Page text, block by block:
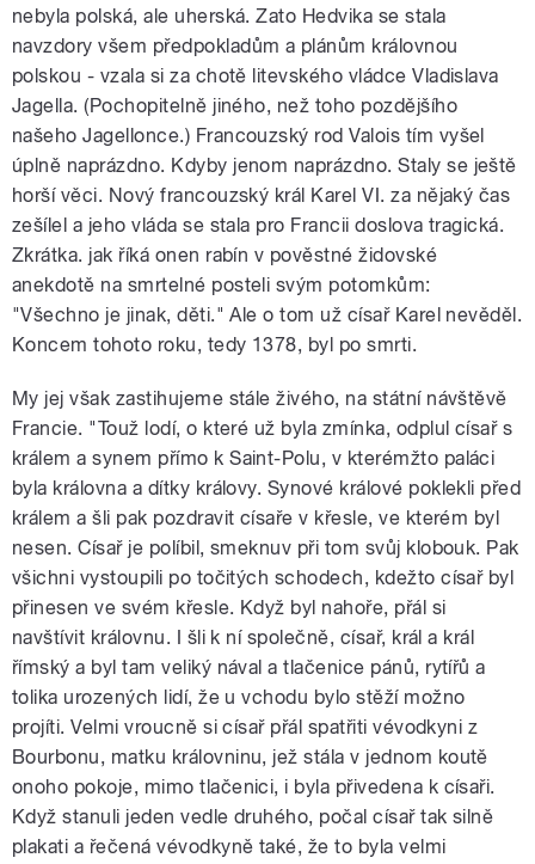
nebyla polská, ale uherská. Zato Hedvika se stala
navzdory všem předpokladům a plánům královnou
polskou - vzala si za chotě litevského vládce Vladislava
Jagella. (Pochopitelně jiného, než toho pozdějšího
našeho Jagellonce.) Francouzský rod Valois tím vyšel
úplně naprázdno. Kdyby jenom naprázdno. Staly se ještě
horší věci. Nový francouzský král Karel VI. za nějaký čas
zešílel a jeho vláda se stala pro Francii doslova tragická.
Zkrátka. jak říká onen rabín v pověstné židovské
anekdotě na smrtelné posteli svým potomkům:
"Všechno je jinak, děti." Ale o tom už císař Karel nevěděl.
Koncem tohoto roku, tedy 1378, byl po smrti.
My jej však zastihujeme stále živého, na státní návštěvě
Francie. "Touž lodí, o které už byla zmínka, odplul císař s
králem a synem přímo k Saint-Polu, v kterémžto paláci
byla královna a dítky královy. Synové králové poklekli před
králem a šli pak pozdravit císaře v křesle, ve kterém byl
nesen. Císař je políbil, smeknuv při tom svůj klobouk. Pak
všichni vystoupili po točitých schodech, kdežto císař byl
přinesen ve svém křesle. Když byl nahoře, přál si
navštívit královnu. I šli k ní společně, císař, král a král
římský a byl tam veliký nával a tlačenice pánů, rytířů a
tolika urozených lidí, že u vchodu bylo stěží možno
projíti. Velmi vroucně si císař přál spatřiti vévodkyni z
Bourbonu, matku královninu, jež stála v jednom koutě
onoho pokoje, mimo tlačenici, i byla přivedena k císaři.
Když stanuli jeden vedle druhého, počal císař tak silně
plakati a řečená vévodkyně také, že to byla velmi